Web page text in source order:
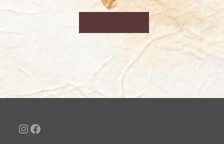
Instagram
Facebook